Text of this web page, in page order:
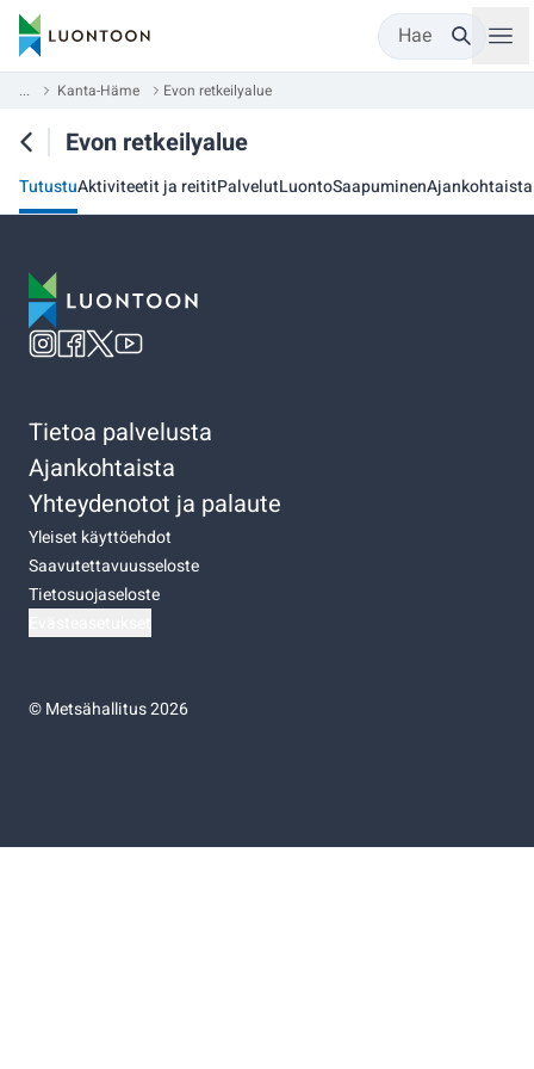
Hae
... Kanta-Häme Evon retkeilyalue
Evon retkeilyalue
TutustuAktiviteetit ja reititPalvelutLuontoSaapuminenAjankohtaista
Tietoa palvelusta
Ajankohtaista
Yhteydenotot ja palaute
Yleiset käyttöehdot
Saavutettavuusseloste
Tietosuojaseloste
©Metsähallitus 2026